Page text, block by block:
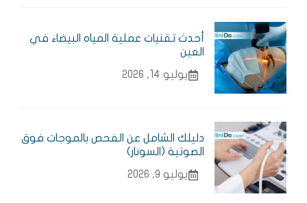
أحدث تقنيات عملية المياه البيضاء في
العين
يوليو 14, 2026
دليلك الشامل عن الفحص بالموجات فوق
الصوتية (السونار)
يوليو 9, 2026